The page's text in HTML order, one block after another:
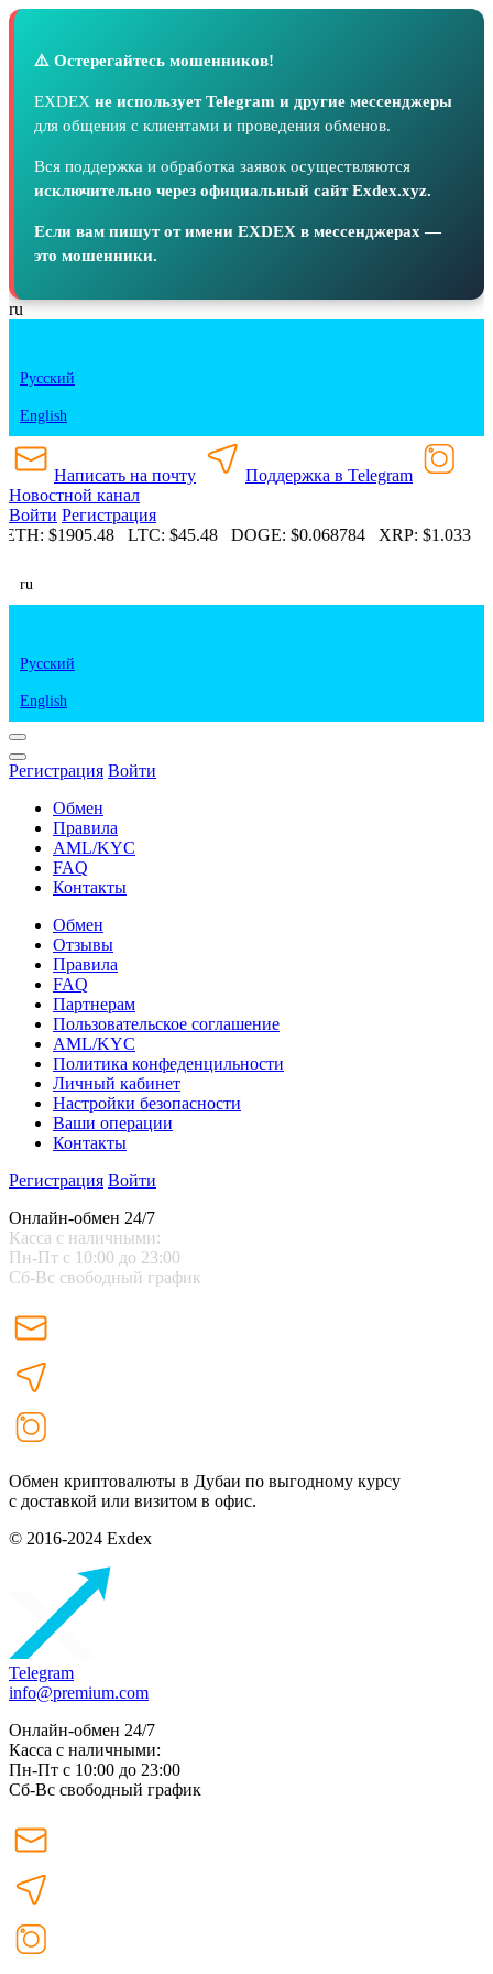
⚠️ Остерегайтесь мошенников!
EXDEX не использует Telegram и другие мессенджеры
для общения с клиентами и проведения обменов.
Вся поддержка и обработка заявок осуществляются
исключительно через официальный сайт Exdex.xyz.
Если вам пишут от имени EXDEX в мессенджерах —
это мошенники.
ru
Русский
English
Написать на почту
Поддержка в Telegram
Новостной канал
Войти Регистрация
$1905.48 LTC:$45.48 DOGE:$0.068784 XRP:$1.033
ru
Русский
English
Регистрация Войти
Обмен
Правила
AML/KYC
FAQ
Контакты
Обмен
Отзывы
Правила
FAQ
Партнерам
Пользовательское соглашение
AML/KYC
Политика конфеденцильности
Личный кабинет
Настройки безопасности
Ваши операции
Контакты
Регистрация Войти
Онлайн-обмен 24/7
Касса с наличными:
Пн-Пт с 10:00 до 23:00
Сб-Вс свободный график
Обмен криптовалюты в Дубаи по выгодному курсу
с доставкой или визитом в офис.
© 2016-2024 Exdex
Telegram
info@premium.com
Онлайн-обмен 24/7
Касса с наличными:
Пн-Пт с 10:00 до 23:00
Сб-Вс свободный график